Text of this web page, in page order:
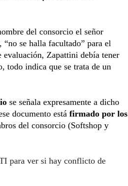
del consorcio el señor
se halla facultado” para el
Zapattini debía tener
todo indica que se trata de un
se señala expresamente a dicho
documento está firmado por los
del consorcio (Softshop y
para ver si hay conflicto de